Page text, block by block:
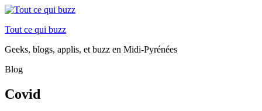
Tout ce qui buzz
Geeks, blogs, applis, et buzz en Midi-Pyrénées
Blog
Covid